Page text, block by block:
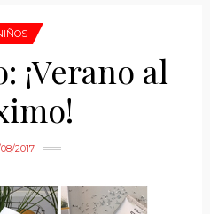
¡Verano al
2017